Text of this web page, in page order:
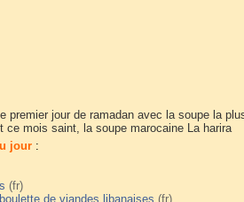
premier jour de ramadan avec la soupe la
ce mois saint, la soupe marocaine La harira
jour :
de viandes libanaises